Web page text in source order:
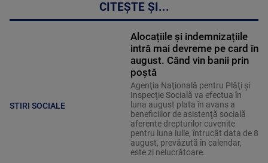
CITEȘTE ȘI...
STIRI SOCIALE
Alocațiile și indemnizațiile
intră mai devreme pe card în
august. Când vin banii prin
poștă
Agenţia Naţională pentru Plăţi şi
Inspecţie Socială va efectua în
luna august plata în avans a
beneficiilor de asistenţă socială
aferente drepturilor cuvenite
pentru luna iulie, întrucât data de 8
august, prevăzută în calendar,
este zi nelucrătoare.